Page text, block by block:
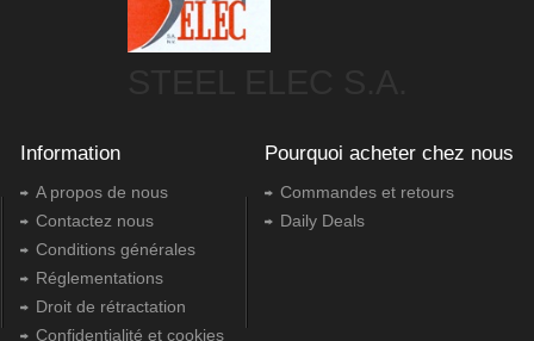
Information
A propos de nous
Contactez nous
Conditions générales
Réglementations
Droit de rétractation
Confidentialité et cookies
Pourquoi acheter chez nous
Commandes et retours
Daily Deals